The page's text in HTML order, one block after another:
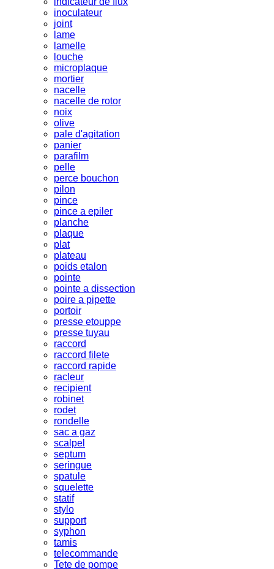
inoculateur
joint
lame
lamelle
louche
microplaque
mortier
nacelle
nacelle de rotor
noix
olive
pale d'agitation
panier
parafilm
pelle
perce bouchon
pilon
pince
pince a epiler
planche
plaque
plat
plateau
poids etalon
pointe
pointe a dissection
poire a pipette
portoir
presse etouppe
presse tuyau
raccord
raccord filete
raccord rapide
racleur
recipient
robinet
rodet
rondelle
sac a gaz
scalpel
septum
seringue
spatule
squelette
statif
stylo
support
syphon
tamis
telecommande
Tete de pompe